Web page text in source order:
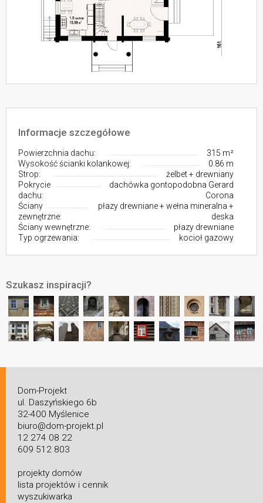
Informacje szczegółowe
Powierzchnia dachu:
315 m²
Wysokość ścianki kolankowej:
0.86 m
Strop:
żelbet + drewniany
Pokrycie
dachu:
dachówka gontopodobna Gerard
Corona
Ściany
zewnętrzne:
płazy drewniane + wełna mineralna +
deska
Ściany wewnętrzne:
płazy drewniane
Typ ogrzewania:
kocioł gazowy
Szukasz inspiracji?
Dom-Projekt
ul. Daszyńskiego 6b
32-400 Myślenice
biuro@dom-projekt.pl
12 274 08 22
609 512 803
projekty domów
lista projektów i cennik
wyszukiwarka